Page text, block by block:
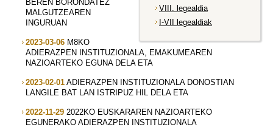
VIII. legealdia
I-VII legealdiak
BEREN BORONDATEZ
MALGUTZEAREN
INGURUAN
2023-03-06 M8KO
ADIERAZPEN INSTITUZIONALA, EMAKUMEAREN
NAZIOARTEKO EGUNA DELA ETA
2023-02-01 ADIERAZPEN INSTITUZIONALA DONOSTIAN
LANGILE BAT LAN ISTRIPUZ HIL DELA ETA
2022-11-29 2022KO EUSKARAREN NAZIOARTEKO
EGUNERAKO ADIERAZPEN INSTITUZIONALA